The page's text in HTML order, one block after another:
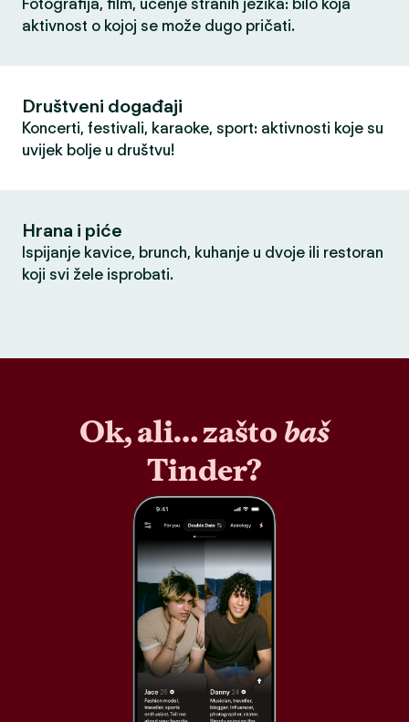
Fotografija, film, učenje stranih jezika: bilo koja
aktivnost o kojoj se može dugo pričati.
Društveni događaji
Koncerti, festivali, karaoke, sport: aktivnosti koje su
uvijek bolje u društvu!
Hrana i piće
Ispijanje kavice, brunch, kuhanje u dvoje ili restoran
koji svi žele isprobati.
Ok, ali… zašto baš
Tinder?